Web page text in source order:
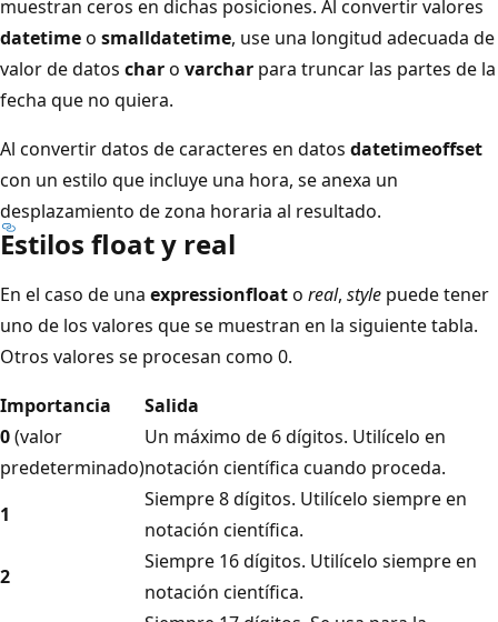
muestran ceros en dichas posiciones. Al convertir valores
datetimeo smalldatetime, use una longitud adecuada de
valor de datos charo varchar para truncar las partes de la
fecha que no quiera.
Al convertir datos de caracteres en datos datetimeoffset
con un estilo que incluye una hora, se anexa un
desplazamiento de zona horaria al resultado.
Estilos float y real
En el caso de una expressionfloato real, style puede tener
uno de los valores que se muestran en la siguiente tabla.
Otros valores se procesan como 0.
Importancia
Salida
0(valor
predeterminado)
Un máximo de 6 dígitos. Utilícelo en
notación científica cuando proceda.
1
Siempre 8 dígitos. Utilícelo siempre en
notación científica.
2
Siempre 16 dígitos. Utilícelo siempre en
notación científica.